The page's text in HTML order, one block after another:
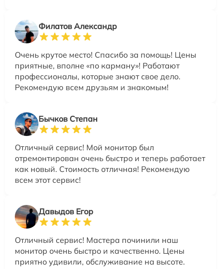
Филатов Александр
Очень крутое место! Спасибо за помощь! Цены
приятные, вполне «по карману»! Работают
профессионалы, которые знают свое дело.
Рекомендую всем друзьям и знакомым!
Бычков Степан
Отличный сервис! Мой монитор был
отремонтирован очень быстро и теперь работает
как новый. Стоимость отличная! Рекомендую
всем этот сервис!
Давыдов Егор
Отличный сервис! Мастера починили наш
монитор очень быстро и качественно. Цены
приятно удивили, обслуживание на высоте.